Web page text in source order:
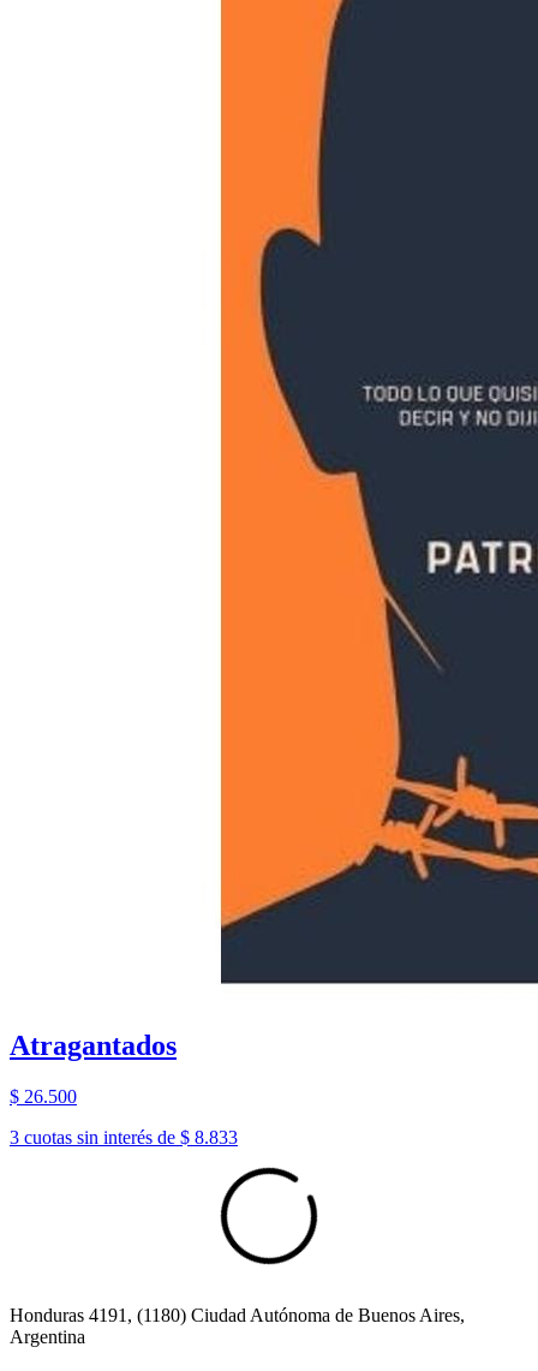
Atragantados
$ 26.500
3 cuotas sin interés de $ 8.833
Honduras 4191, (1180) Ciudad Autónoma de Buenos Aires,
Argentina